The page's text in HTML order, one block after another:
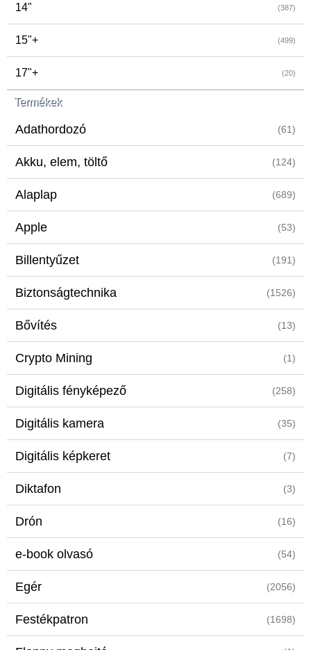
14" (387)
15"+ (499)
17"+ (20)
Termékek
Adathordozó (61)
Akku, elem, töltő (124)
Alaplap (689)
Apple (53)
Billentyűzet (191)
Biztonságtechnika (1526)
Bővítés (13)
Crypto Mining (1)
Digitális fényképező (258)
Digitális kamera (35)
Digitális képkeret (7)
Diktafon (3)
Drón (16)
e-book olvasó (54)
Egér (2056)
Festékpatron (1698)